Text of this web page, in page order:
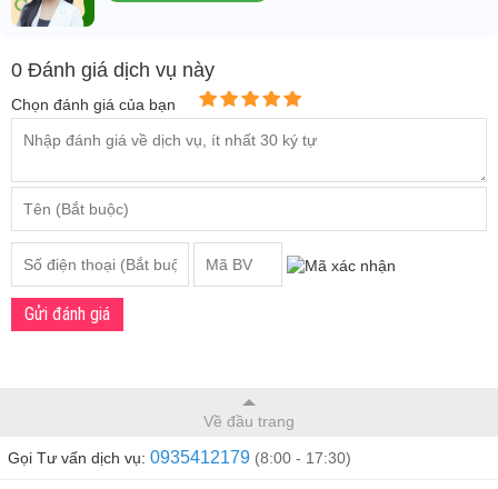
0 Đánh giá dịch vụ này
Chọn đánh giá của bạn
Gửi đánh giá
Về đầu trang
Gọi Tư vấn dịch vụ: 0935412179 (8:00 - 17:30)